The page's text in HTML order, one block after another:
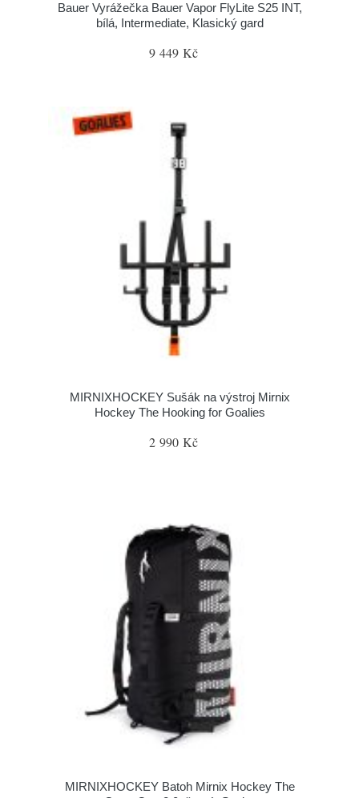
Bauer Vyrážečka Bauer Vapor FlyLite S25 INT,
bílá, Intermediate, Klasický gard
9 449 Kč
MIRNIXHOCKEY Sušák na výstroj Mirnix
Hockey The Hooking for Goalies
2 990 Kč
MIRNIXHOCKEY Batoh Mirnix Hockey The